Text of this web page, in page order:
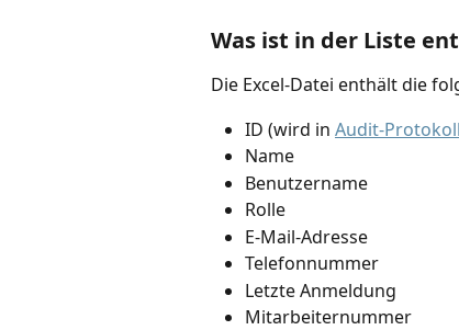
Was ist in der Liste
Die Excel-Datei enthält die
ID (wird in Audit-
Name
Benutzername
Rolle
E-Mail-Adresse
Telefonnummer
Letzte Anmeldung
Mitarbeiternummer